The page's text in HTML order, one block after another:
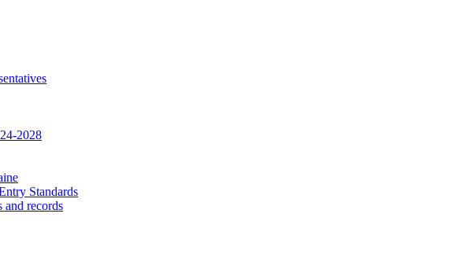
2028
Standards
and records